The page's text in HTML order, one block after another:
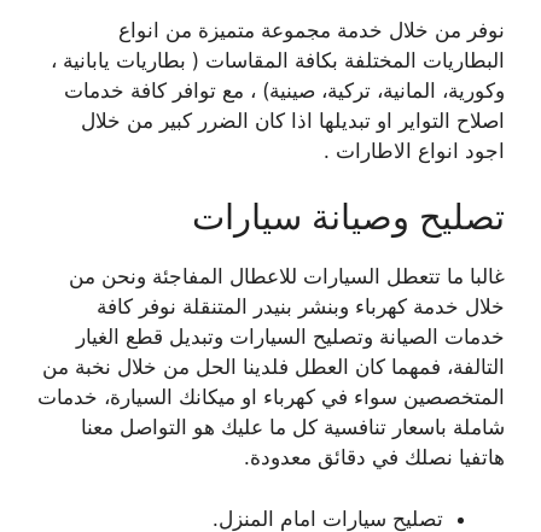
نوفر من خلال خدمة مجموعة متميزة من انواع
البطاريات المختلفة بكافة المقاسات ( بطاريات يابانية ،
وكورية، المانية، تركية، صينية) ، مع توافر كافة خدمات
اصلاح التواير او تبديلها اذا كان الضرر كبير من خلال
اجود انواع الاطارات .
تصليح وصيانة سيارات
غالبا ما تتعطل السيارات للاعطال المفاجئة ونحن من
خلال خدمة كهرباء وبنشر بنيدر المتنقلة نوفر كافة
خدمات الصيانة وتصليح السيارات وتبديل قطع الغيار
التالفة، فمهما كان العطل فلدينا الحل من خلال نخبة من
المتخصصين سواء في كهرباء او ميكانك السيارة، خدمات
شاملة باسعار تنافسية كل ما عليك هو التواصل معنا
هاتفيا نصلك في دقائق معدودة.
تصليح سيارات امام المنزل.